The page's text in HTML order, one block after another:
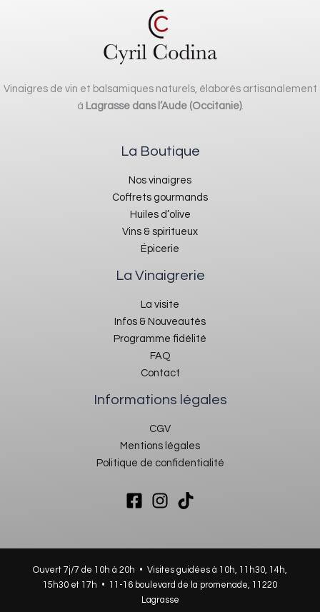
Vinaigres de vin et balsamiques naturels, élaborés artisanalement
à Lagrasse dans l’Aude (Occitanie).
La Boutique
Nos vinaigres
Coffrets gourmands
Huiles d’olive
Vins & spiritueux
Épicerie
La Vinaigrerie
La visite
Infos & Nouveautés
Programme fidélité
FAQ
Contact
Informations légales
CGV
Mentions légales
Politique de confidentialité
Ouvert 7j/7 de 10h à 20h • Visites guidées à 10h, 11h30, 14h,
15h30 et 17h • 11-16 boulevard de la promenade, 11220
Lagrasse